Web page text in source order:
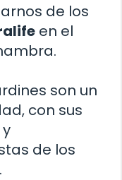
de los
en el
son un
con sus
de los